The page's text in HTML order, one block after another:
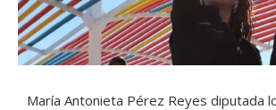
María Antonieta Pérez Reyes diputada